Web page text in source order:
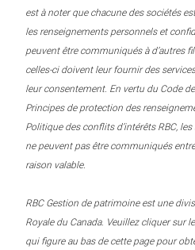
est à noter que chacune des sociétés
les renseignements personnels et
peuvent être communiqués à d’autres
celles-ci doivent leur fournir des
leur consentement. En vertu du Code
Principes de protection des
Politique des conflits d’intérêts RBC,
ne peuvent pas être communiqués
raison valable.
RBC Gestion de patrimoine est une
Royale du Canada. Veuillez cliquer sur
qui figure au bas de cette page pour